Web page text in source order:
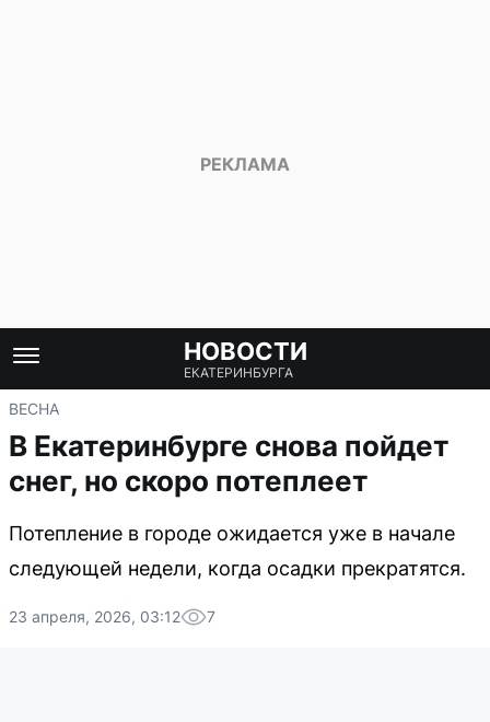
НОВОСТИ
ЕКАТЕРИНБУРГА
ВЕСНА
В Екатеринбурге снова пойдет
снег, но скоро потеплеет
Потепление в городе ожидается уже в начале
следующей недели, когда осадки прекратятся.
23 апреля, 2026, 03:12 7